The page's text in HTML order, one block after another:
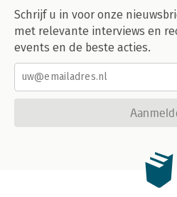
Schrijf u in voor onze
met relevante interviews en
events en de beste acties.